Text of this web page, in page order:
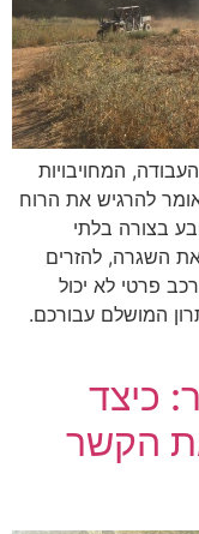
המחויבויות
להרגיש את הרוח
בצורה בלתי
השגרה, להזרים
פרטי לא יכול
המושלם עבורכם.
כיצד
הקשר